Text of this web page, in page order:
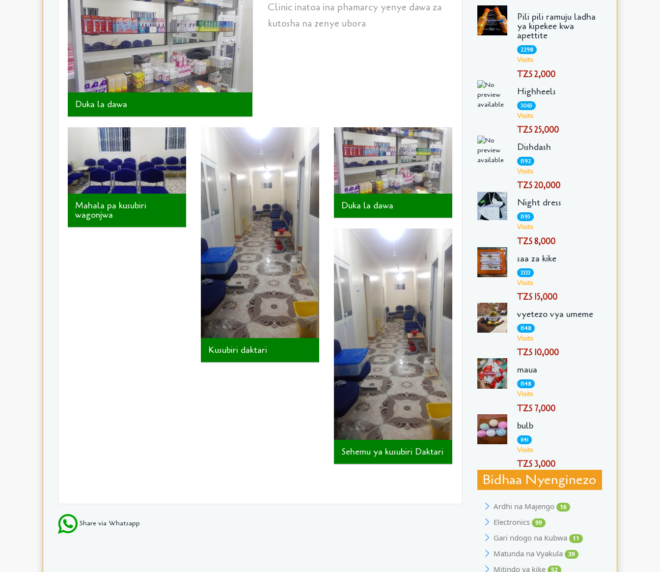
Duka la dawa
Clinic inatoa ina phamarcy yenye dawa za
kutosha na zenye ubora
Mahala pa kusubiri
wagonjwa
Kusubiri daktari
Duka la dawa
Sehemu ya kusubiri Daktari
Share via Whatsapp
Pili pili ramuju ladha
ya kipekee kwa
apettite
2298
Visits
TZS 2,000
Highheels
3065
Visits
TZS 25,000
Dishdash
1592
Visits
TZS 20,000
Night dress
1595
Visits
TZS 8,000
saa za kike
3333
Visits
TZS 15,000
vyetezo vya umeme
1548
Visits
TZS 10,000
maua
1548
Visits
TZS 7,000
bulb
1141
Visits
TZS 3,000
Bidhaa Nyenginezo
Ardhi na Majengo 16
Electronics 99
Gari ndogo na Kubwa 11
Matunda na Vyakula 39
Mitindo ya kike 52